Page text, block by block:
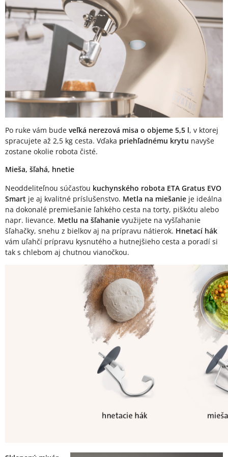
Po ruke vám bude veľká nerezová misa o objeme 5,5 l, v ktorej
spracujete až 2,5 kg cesta. Vďaka priehľadnému krytu navyše
zostane okolie robota čisté.
Mieša, šľahá, hnetie
Neoddeliteľnou súčasťou kuchynského robota ETA Gratus EVO
Smart je aj kvalitné príslušenstvo. Metla na miešanie je ideálna
na dokonalé premiešanie ľahkého cesta na torty, piškótu alebo
napr. lievance. Metlu na šľahanie využijete na vyšľahanie
šľahačky, snehu z bielkov aj na prípravu nátierok. Hnetací hák
vám uľahčí prípravu kysnutého a hutnejšieho cesta a poradí si
tak s chlebom aj chutnou vianočkou.